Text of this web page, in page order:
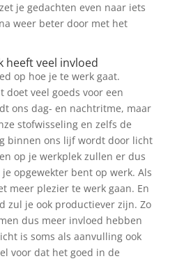
je gedachten even naar iets
weer beter door met het
heeft veel invloed
op hoe je te werk gaat.
doet veel goeds voor een
ons dag- en nachtritme, maar
stofwisseling en zelfs de
binnen ons lijf wordt door licht
op je werkplek zullen er dus
opgewekter bent op werk. Als
meer plezier te werk gaan. En
zul je ook productiever zijn. Zo
dus meer invloed hebben
is soms als aanvulling ook
voor dat het goed in de